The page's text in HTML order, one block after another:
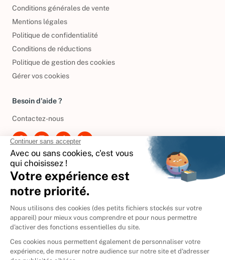
Conditions générales de vente
Mentions légales
Politique de confidentialité
Conditions de réductions
Politique de gestion des cookies
Gérer vos cookies
Besoin d'aide ?
Contactez-nous
International
🇪🇸 Espagne
🇩🇪Allemagne
🇮🇹 Italie